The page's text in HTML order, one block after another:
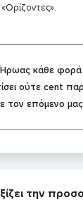
Ήρωας κάθε
ούτε cent
τον επόμενο
την